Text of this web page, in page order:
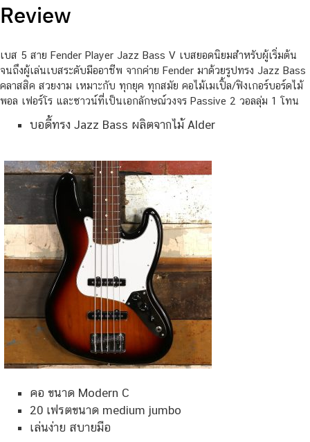
Review
เบส 5 สาย Fender Player Jazz Bass V เบสยอดนิยมสำหรับผู้เริ่มต้น
จนถึงผู้เล่นเบสระดับมืออาชีพ จากค่าย Fender มาด้วยรูปทรง Jazz Bass
คลาสสิค สวยงาม เหมาะกับ ทุกยุค ทุกสมัย คอไม้เมเปิ้ล/ฟิงเกอร์บอร์ดไม้
พอล เฟอร์โร และซาวน์ที่เป็นเอกลักษณ์วงจร Passive 2 วอลลุ่ม 1 โทน
บอดี้ทรง Jazz Bass ผลิตจากไม้ Alder
คอ ขนาด Modern C
20 เฟรตขนาด medium jumbo
เล่นง่าย สบายมือ